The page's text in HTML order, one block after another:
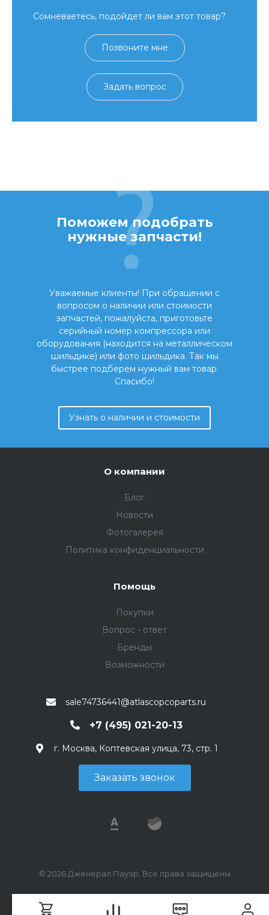
Сомневаетесь, подойдет ли вам этот товар?
Позвоните мне
Задать вопрос
Поможем подобрать
нужные запчасти!
Уважаемые клиенты! При обращении с
вопросом о наличии или стоимости
запчастей, пожалуйста, приготовьте
серийный номер компрессора или
оборудования (находится на металлическом
шильдике) или фото шильдика. Так мы
быстрее подберем нужный вам товар.
Спасибо!
Узнать о наличии и стоимости
О компании
Блог
Новости
Фотогалерея
Политика конфиденциальности
Помощь
Покупки
Вопрос - ответ
Бренды
Возможности
sale74736441@atlascopcoparts.ru
+7 (495) 021-20-13
г. Москва, Коптевская улица, 73, стр. 1
Заказать звонок
© 2026 Дженерал Пауэр, Все права защищены